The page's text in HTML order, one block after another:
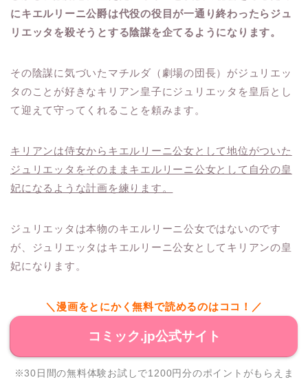
にキエルリーニ公爵は代役の役目が一通り終わったらジュ
リエッタを殺そうとする陰謀を企てるようになります。
その陰謀に気づいたマチルダ（劇場の団長）がジュリエッ
タのことが好きなキリアン皇子にジュリエッタを皇后とし
て迎えて守ってくれることを頼みます。
キリアンは侍女からキエルリーニ公女として地位がついた
ジュリエッタをそのままキエルリーニ公女として自分の皇
妃になるような計画を練ります。
ジュリエッタは本物のキエルリーニ公女ではないのです
が、ジュリエッタはキエルリーニ公女としてキリアンの皇
妃になります。
＼漫画をとにかく無料で読めるのはココ！／
コミック.jp公式サイト
※30日間の無料体験お試しで1200円分のポイントがもらえま